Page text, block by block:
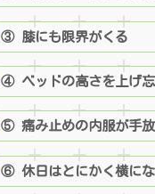
③ 膝にも限界がくる
④ ベッドの高さを上げ忘
⑤ 痛み止めの内服が手
⑥ 休日はとにかく横に